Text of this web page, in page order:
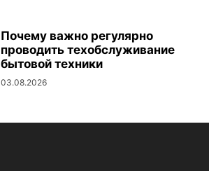
Почему важно регулярно
проводить техобслуживание
бытовой техники
03.08.2026